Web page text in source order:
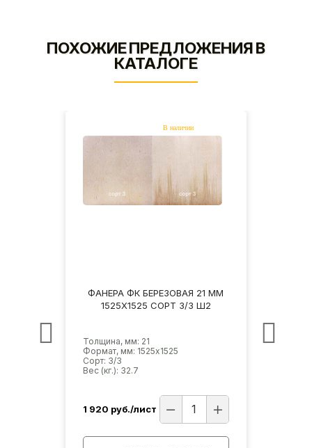
ПОХОЖИЕ ПРЕДЛОЖЕНИЯ В
КАТАЛОГЕ
ФАНЕРА ФК БЕРЕЗОВАЯ 21 ММ
1525Х1525 СОРТ 3/3 Ш2
Толщина, мм: 21
Формат, мм: 1525х1525
Сорт: 3/3
Вес (кг.): 32.7
1 920 руб./лист